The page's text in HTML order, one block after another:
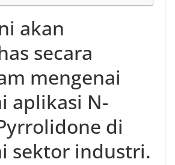
akan
secara
mengenai
aplikasi N-
di
sektor industri.